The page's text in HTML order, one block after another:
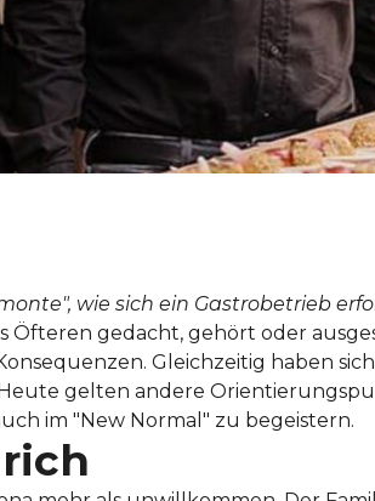
wie sich ein Gastrobetrieb
Öfteren gedacht, gehört oder
Gleichzeitig haben
gelten andere
im "New Normal" zu begeistern.